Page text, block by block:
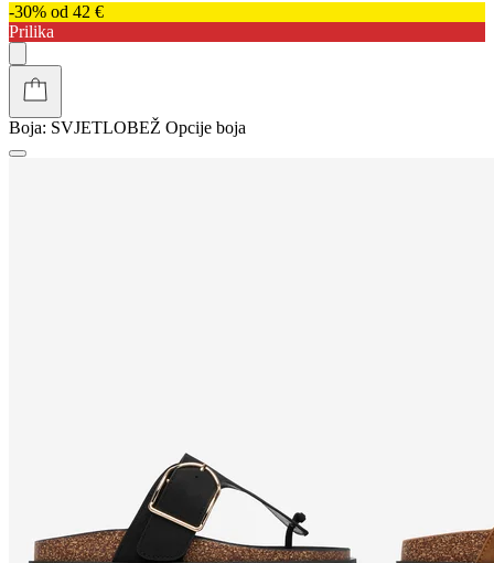
-30% od 42 €
Prilika
Boja: SVJETLOBEŽ Opcije boja